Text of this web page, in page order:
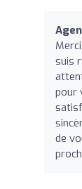
suis
pour
de